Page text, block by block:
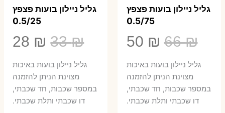
גליל ניילון בועות פצפץ
0.5/75
66₪
המחיר
המקורי
היה:
66 ₪.
50 ₪
הנוכחיגליל ניילון בועות באיכות
מצוינת הניתן להזמנה
במספר שכבות, חד שכבתי,
דו שכבתי ותלת שכבתי.
גליל ניילון בועות פצפץ
0.5/25
33₪
המחיר
המקורי
היה:
33 ₪.
28 ₪
₪.
גליל ניילון בועות באיכות
מצוינת הניתן להזמנה
במספר שכבות, חד שכבתי,
דו שכבתי ותלת שכבתי.